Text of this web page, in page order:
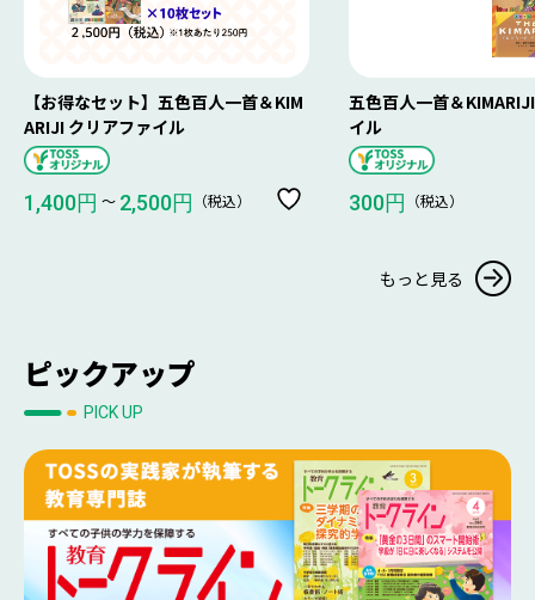
【お得なセット】五色百人一首＆KIM
ARIJI クリアファイル
1,400円 〜 2,500円 （税込）
五色百人一首＆
イル
300円 （税込）
もっと見る
ピックアップ
PICK UP